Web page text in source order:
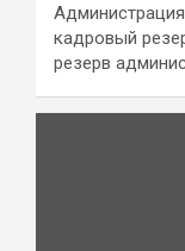
кадровый
резерв